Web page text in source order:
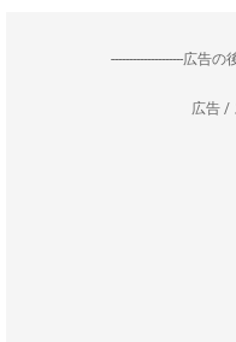
--------------------広告
広告 /